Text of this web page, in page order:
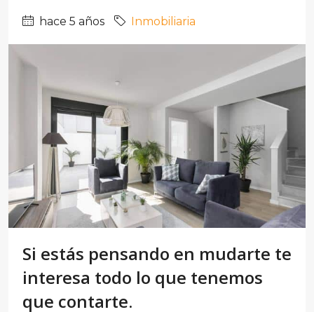
hace 5 años Inmobiliaria
Si estás pensando en mudarte te
interesa todo lo que tenemos
que contarte.